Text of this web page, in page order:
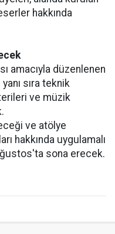
hakkında
amacıyla düzenlenen
sıra teknik
ve müzik
ve atölye
hakkında uygulamalı
sona erecek.